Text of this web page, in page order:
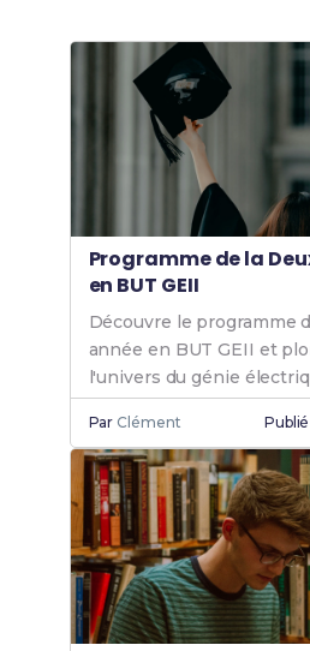
Programme de la
en BUT GEII
Découvre le programme
année en BUT GEII et
l'univers du génie
tes compétences et ta
Par Clément